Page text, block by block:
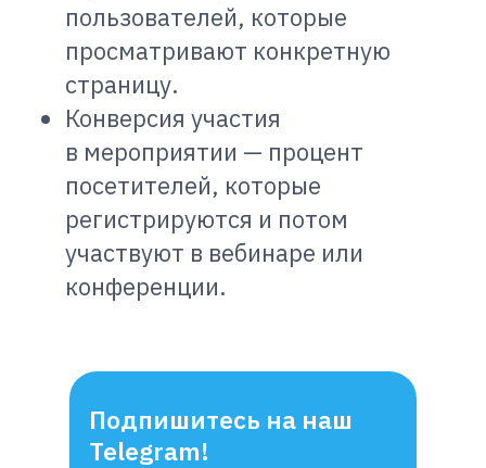
пользователей, которые
просматривают конкретную
страницу.
Конверсия участия
в мероприятии — процент
посетителей, которые
регистрируются и потом
участвуют в вебинаре или
конференции.
Подпишитесь на наш
Telegram!